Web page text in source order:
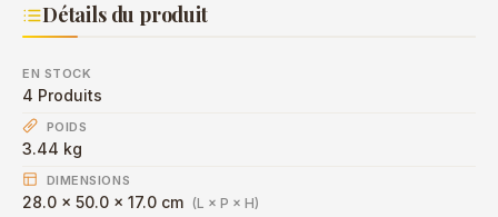
Détails du produit
EN STOCK
4 Produits
POIDS
3.44 kg
DIMENSIONS
28.0 × 50.0 × 17.0 cm (L × P × H)